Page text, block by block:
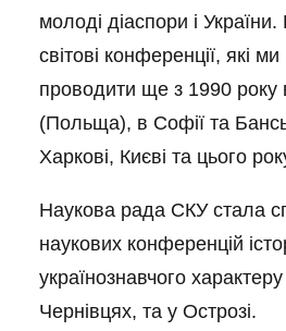
молоді діаспори і
світові конференції, які
проводити ще з 1990 року
(Польща), в Софії та
Харкові, Києві та цього
Наукова рада СКУ стала
наукових конференцій
українознавчого
Чернівцях, та у Острозі.